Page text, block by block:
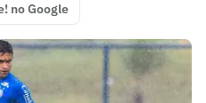
no Google